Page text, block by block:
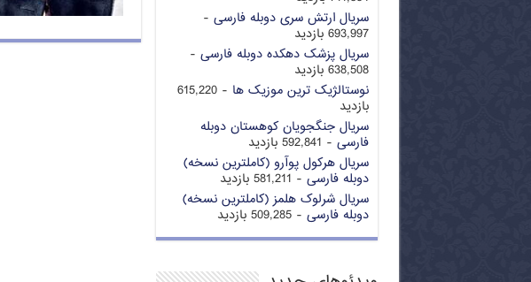
سریال ارتش سری دوبله فارسی -
693,997 بازدید
سریال پزشک دهکده دوبله فارسی -
638,508 بازدید
نوستالژیک ترین موزیک ها
- 615,220
بازدید
سریال جنگجویان کوهستان دوبله
فارسی - 592,841 بازدید
سریال هرکول پوآرو (کاملترین نسخه)
دوبله فارسی - 581,211 بازدید
سریال شرلوک هلمز (کاملترین نسخه)
دوبله فارسی - 509,285 بازدید